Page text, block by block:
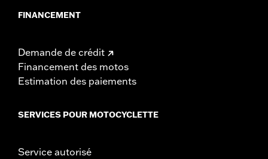
FINANCEMENT
Demande de crédit
Financement des motos
Estimation des paiements
SERVICES POUR MOTOCYCLETTE
Service autorisé